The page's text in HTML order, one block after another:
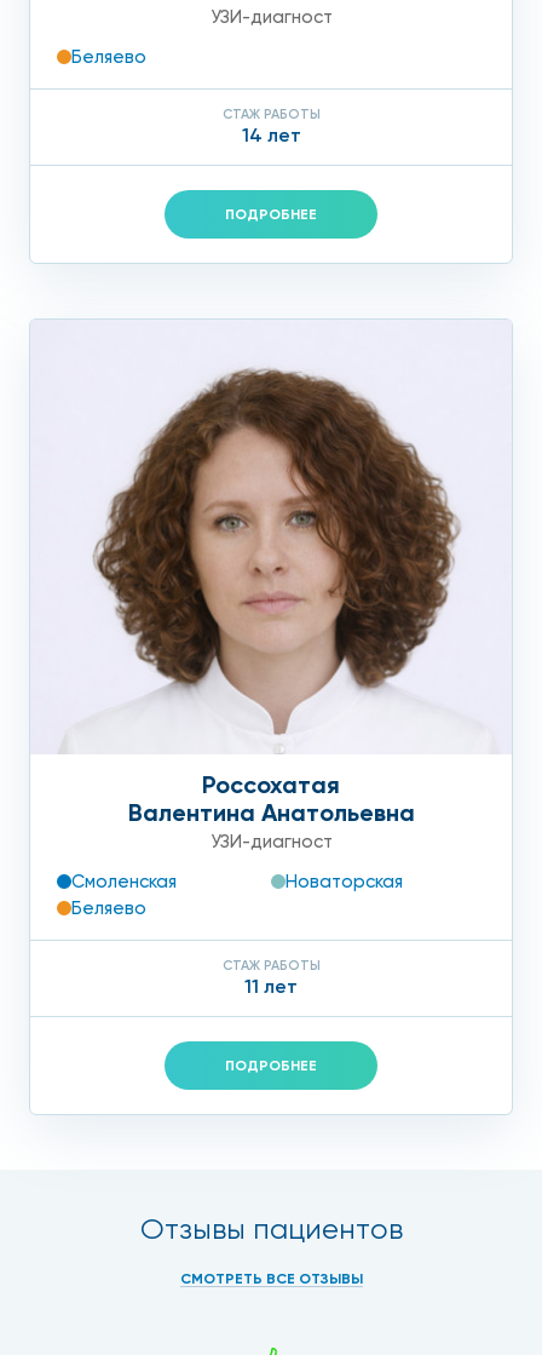
УЗИ-диагност
Беляево
СТАЖ РАБОТЫ
14 лет
ПОДРОБНЕЕ
Россохатая
Валентина Анатольевна
УЗИ-диагност
Смоленская
Новаторская
Беляево
СТАЖ РАБОТЫ
11 лет
ПОДРОБНЕЕ
Отзывы пациентов
СМОТРЕТЬ ВСЕ ОТЗЫВЫ